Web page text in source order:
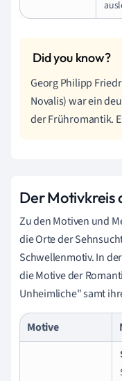
Georg Philipp
Novalis) war ein
der Frühromantik.
Der Motivkreis
Zu den Motiven und
die Orte der
Schwellenmotiv.In
dieMotive der
Unheimliche" samt
Motive